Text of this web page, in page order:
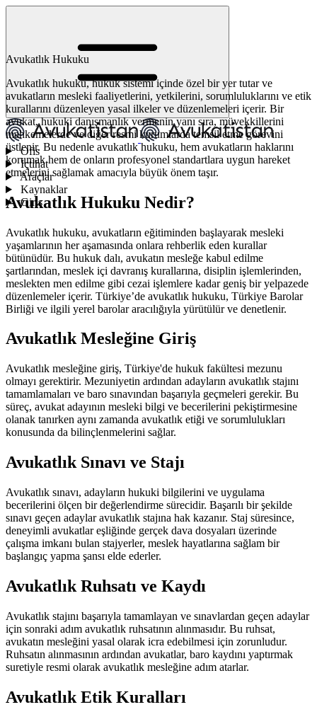
Ofis
İçtihat
Araçlar
Kaynaklar
Giriş
Avukatlık Hukuku
Avukatlık hukuku, hukuk sistemi içinde özel bir yer tutar ve
avukatların mesleki faaliyetlerini, yetkilerini, sorumluluklarını ve etik
kurallarını düzenleyen yasal ilkeler ve düzenlemeleri içerir. Bir
avukat, hukuki danışmanlık vermenin yanı sıra, müvekkillerini
mahkemelerde ve diğer resmi kurumlarda temsil etme görevini
üstlenir. Bu nedenle avukatlık hukuku, hem avukatların haklarını
korumak hem de onların profesyonel standartlara uygun hareket
etmelerini sağlamak amacıyla büyük önem taşır.
Avukatlık Hukuku Nedir?
Avukatlık hukuku, avukatların eğitiminden başlayarak mesleki
yaşamlarının her aşamasında onlara rehberlik eden kurallar
bütünüdür. Bu hukuk dalı, avukatın mesleğe kabul edilme
şartlarından, meslek içi davranış kurallarına, disiplin işlemlerinden,
meslekten men edilme gibi cezai işlemlere kadar geniş bir yelpazede
düzenlemeler içerir. Türkiye’de avukatlık hukuku, Türkiye Barolar
Birliği ve ilgili yerel barolar aracılığıyla yürütülür ve denetlenir.
Avukatlık Mesleğine Giriş
Avukatlık mesleğine giriş, Türkiye'de hukuk fakültesi mezunu
olmayı gerektirir. Mezuniyetin ardından adayların avukatlık stajını
tamamlamaları ve baro sınavından başarıyla geçmeleri gerekir. Bu
süreç, avukat adayının mesleki bilgi ve becerilerini pekiştirmesine
olanak tanırken aynı zamanda avukatlık etiği ve sorumlulukları
konusunda da bilinçlenmelerini sağlar.
Avukatlık Sınavı ve Stajı
Avukatlık sınavı, adayların hukuki bilgilerini ve uygulama
becerilerini ölçen bir değerlendirme sürecidir. Başarılı bir şekilde
sınavı geçen adaylar avukatlık stajına hak kazanır. Staj süresince,
deneyimli avukatlar eşliğinde gerçek dava dosyaları üzerinde
çalışma imkanı bulan stajyerler, meslek hayatlarına sağlam bir
başlangıç yapma şansı elde ederler.
Avukatlık Ruhsatı ve Kaydı
Avukatlık stajını başarıyla tamamlayan ve sınavlardan geçen adaylar
için sonraki adım avukatlık ruhsatının alınmasıdır. Bu ruhsat,
avukatın mesleğini yasal olarak icra edebilmesi için zorunludur.
Ruhsatın alınmasının ardından avukatlar, baro kaydını yaptırmak
suretiyle resmi olarak avukatlık mesleğine adım atarlar.
Avukatlık Etik Kuralları